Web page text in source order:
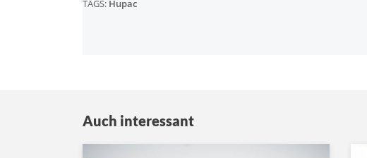
TAGS: Hupac
Auch interessant